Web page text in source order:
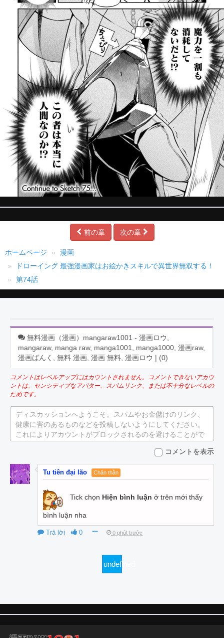
前の章 次の章
ホームページ
漫画
ドローイング 最強漫画家はお絵かきスキルで異世界無双する！
第74話
無料漫画（漫画）mangaraw1001 - 漫画ロウ,
mangaraw, manga raw, manga1001, manga1000, 漫画raw,
漫画ばんく, 無料 漫画, 漫画 無料, 漫画ロウ | (0)
コメントはレベルアップにはカウントされません。コメントできないアカウ
ントは、センシティブなアバター、スパムリンク、または不十分なレベルの
ためです。
ディスカッションへようこそ。スパムやお金儲けのリンク、
健康に害のあるものなどを投稿しないようにしてください。
これによりアカウントがブロックされるのを避けることがで
コメントを表示
Tu tiên đại lão Chân thần
Tick chọn Hiện bình luận ở trên mới thấy
bình luận nha
Trả lời 0 0 phút trước
undefined